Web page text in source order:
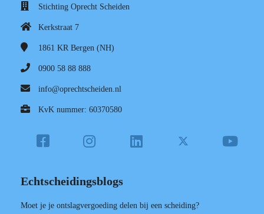
Stichting Oprecht Scheiden
Kerkstraat 7
1861 KR Bergen (NH)
0900 58 88 888
info@oprechtscheiden.nl
KvK nummer: 60370580
Echtscheidingsblogs
Moet je je ontslagvergoeding delen bij een scheiding?